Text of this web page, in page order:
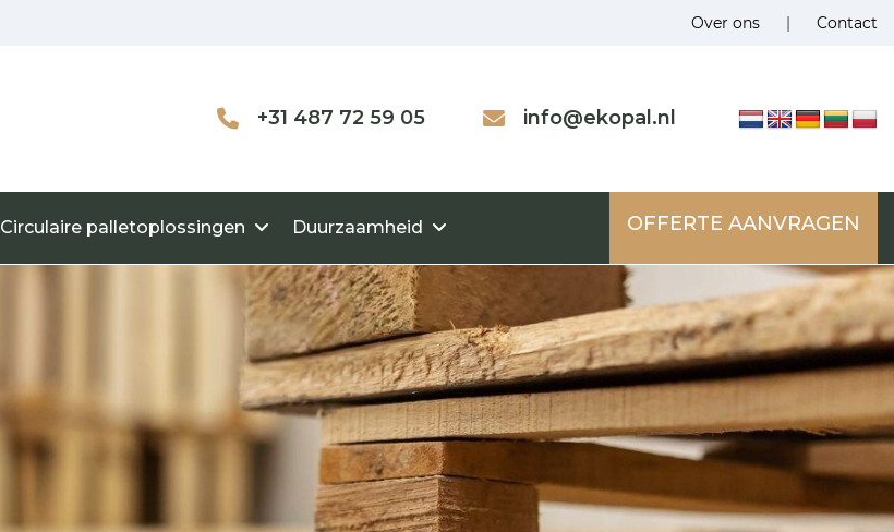
Over ons | Contact
+31 487 72 59 05 info@ekopal.nl
Circulaire palletoplossingen Duurzaamheid OFFERTE AANVRAGEN